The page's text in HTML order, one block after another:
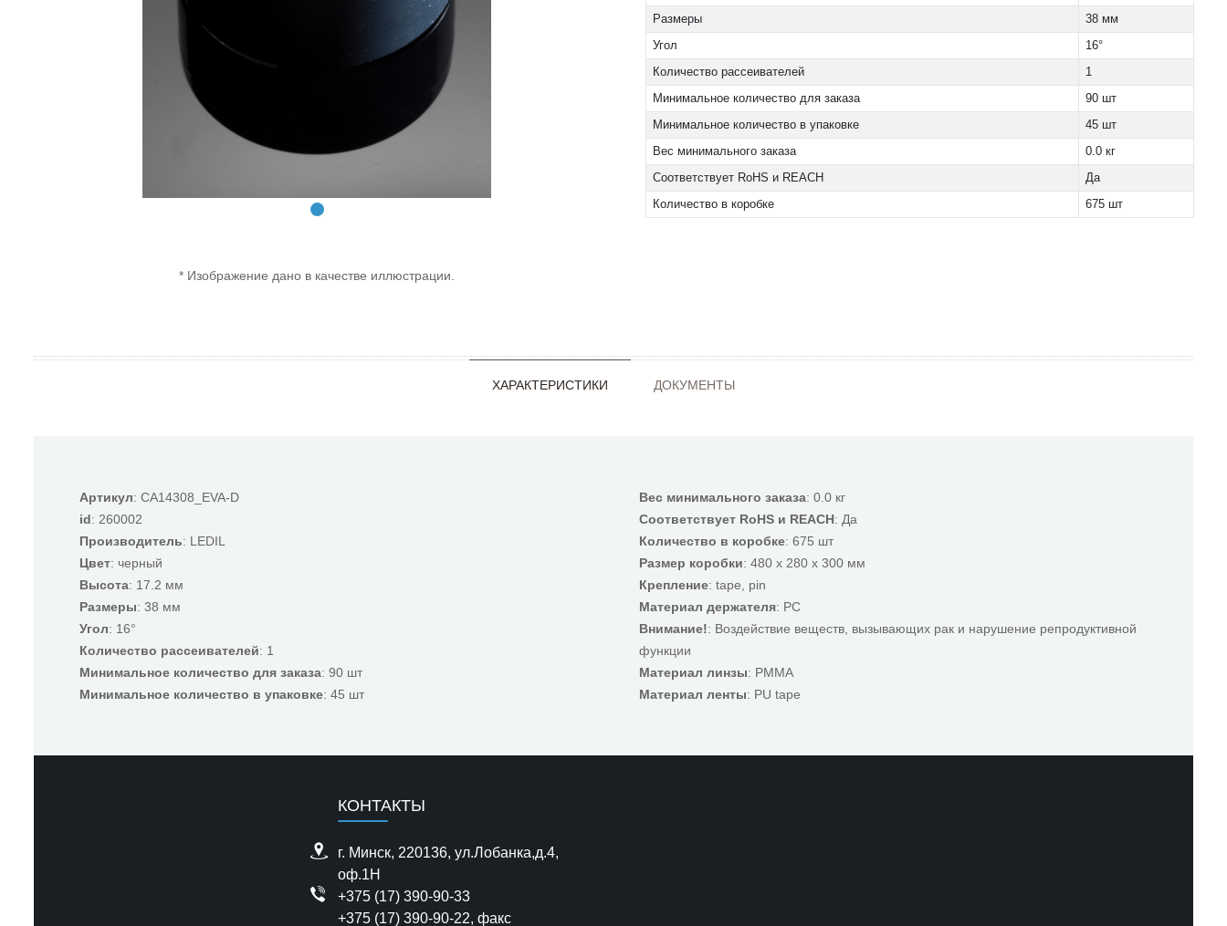
* Изображение дано в качестве иллюстрации.
Размеры
38 мм
Угол
16°
Количество рассеивателей
1
Минимальное количество для заказа
90 шт
Минимальное количество в упаковке
45 шт
Вес минимального заказа
0.0 кг
Соответствует RoHS и REACH
Да
Количество в коробке
675 шт
ХАРАКТЕРИСТИКИ ДОКУМЕНТЫ
Артикул: CA14308_EVA-D
id: 260002
Производитель: LEDIL
Цвет: черный
Высота: 17.2 мм
Размеры: 38 мм
Угол: 16°
Количество рассеивателей: 1
Минимальное количество для заказа: 90 шт
Минимальное количество в упаковке: 45 шт
Вес минимального заказа: 0.0 кг
Соответствует RoHS и REACH: Да
Количество в коробке: 675 шт
Размер коробки: 480 x 280 x 300 мм
Крепление: tape, pin
Материал держателя: PC
Внимание!: Воздействие веществ, вызывающих рак и нарушение репродуктивной
функции
Материал линзы: PMMA
Материал ленты: PU tape
КОНТАКТЫ
г. Минск, 220136, ул.Лобанка,д.4,
оф.1H
+375 (17) 390-90-33
+375 (17) 390-90-22, факс